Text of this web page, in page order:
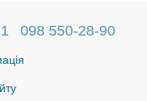
098 550-28-90